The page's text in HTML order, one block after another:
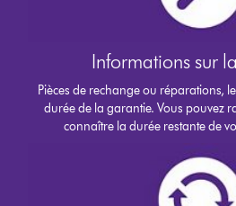
Informations sur
Pièces de rechange ou réparations,
durée de la garantie. Vous pouvez
connaître la durée restante de